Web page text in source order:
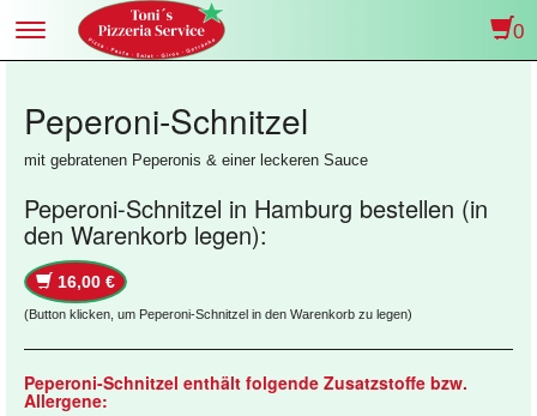
Toggle
navigation
0
Peperoni-Schnitzel
mit gebratenen Peperonis & einer leckeren Sauce
Peperoni-Schnitzel in Hamburg bestellen (in
den Warenkorb legen):
16,00 €
(Button klicken, um Peperoni-Schnitzel in den Warenkorb zu legen)
Peperoni-Schnitzel enthält folgende Zusatzstoffe bzw.
Allergene: